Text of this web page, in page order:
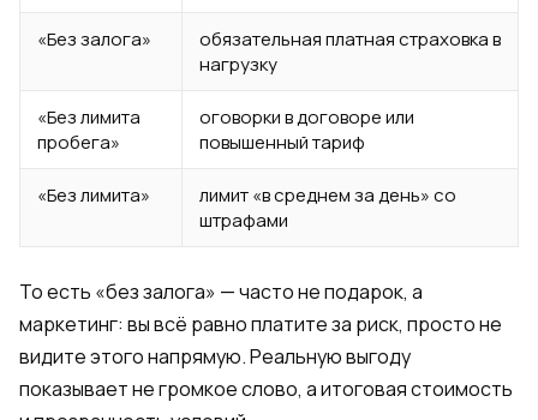
«Без залога»
обязательная платная страховка в
нагрузку
«Без лимита
пробега»
оговорки в договоре или
повышенный тариф
«Без лимита»
лимит «в среднем за день» со
штрафами
То есть «без залога» — часто не подарок, а
маркетинг: вы всё равно платите за риск, просто не
видите этого напрямую. Реальную выгоду
показывает не громкое слово, а итоговая стоимость